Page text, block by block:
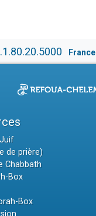
France
de prière)
Chabbath
Box
Box